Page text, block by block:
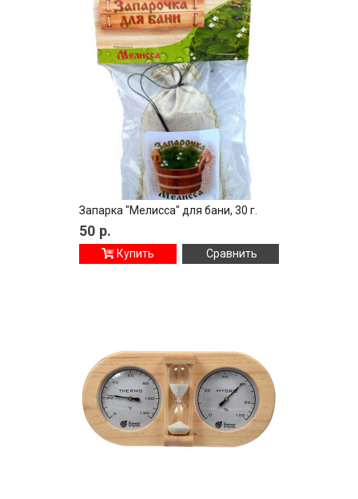
Запарка "Мелисса" для бани, 30 г.
50 р.
Купить Сравнить